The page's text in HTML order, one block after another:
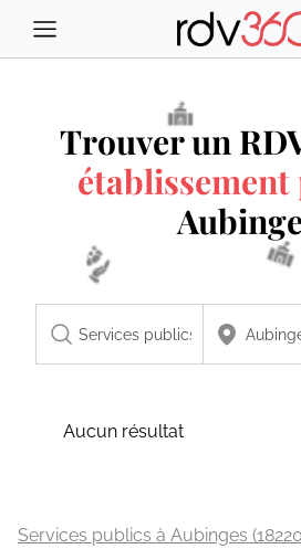
Trouver un
Aucun résultat
Services publics à Aubinges